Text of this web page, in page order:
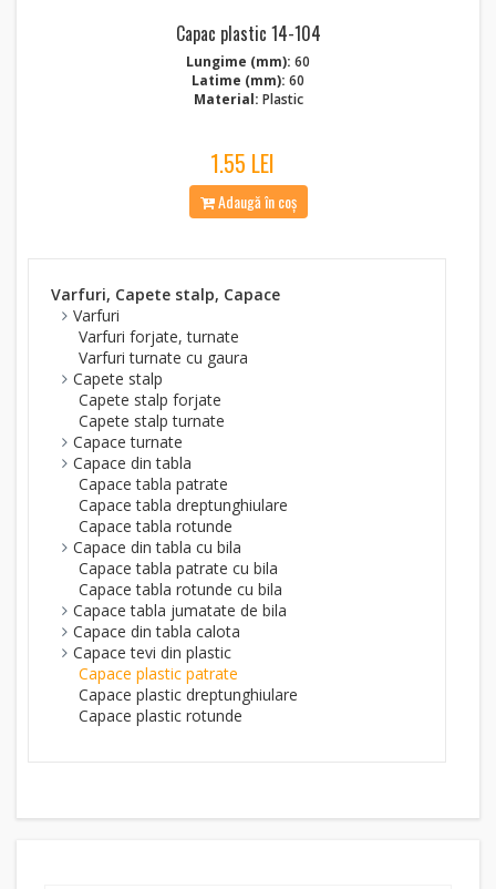
Capac plastic 14-104
Lungime (mm): 60
Latime (mm): 60
Material: Plastic
1.55 LEI
Adaugă în coș
Varfuri, Capete stalp, Capace
Varfuri
Varfuri forjate, turnate
Varfuri turnate cu gaura
Capete stalp
Capete stalp forjate
Capete stalp turnate
Capace turnate
Capace din tabla
Capace tabla patrate
Capace tabla dreptunghiulare
Capace tabla rotunde
Capace din tabla cu bila
Capace tabla patrate cu bila
Capace tabla rotunde cu bila
Capace tabla jumatate de bila
Capace din tabla calota
Capace tevi din plastic
Capace plastic patrate
Capace plastic dreptunghiulare
Capace plastic rotunde